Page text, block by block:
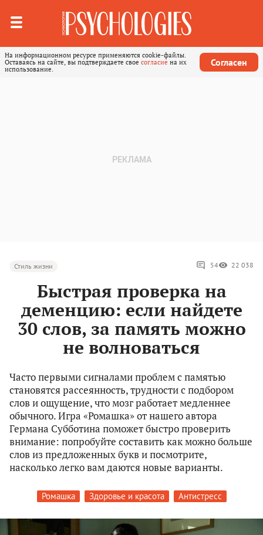
На информационном ресурсе применяются cookie-файлы.
Оставаясь на сайте, вы подтверждаете свое согласие на их
использование.
Согласен
Стиль жизни 54 22 038
Быстрая проверка на
деменцию: если найдете
30 слов, за память можно
не волноваться
Часто первыми сигналами проблем с памятью
становятся рассеянность, трудности с подбором
слов и ощущение, что мозг работает медленнее
обычного. Игра «Ромашка» от нашего автора
Германа Субботина поможет быстро проверить
внимание: попробуйте составить как можно больше
слов из предложенных букв и посмотрите,
насколько легко вам даются новые варианты.
Ромашка Здоровье и красота Антистресс